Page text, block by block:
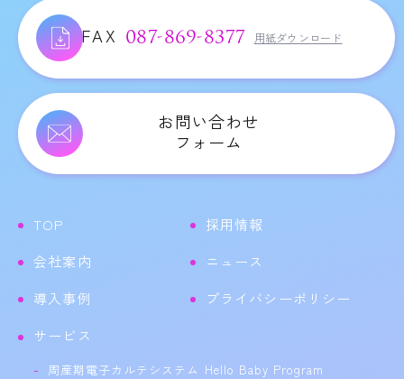
FAX 087-869-8377 用紙ダウンロード
お問い合わせ
フォーム
TOP
会社案内
導入事例
採用情報
ニュース
プライバシーポリシー
サービス
周産期電子カルテシステム Hello Baby Program